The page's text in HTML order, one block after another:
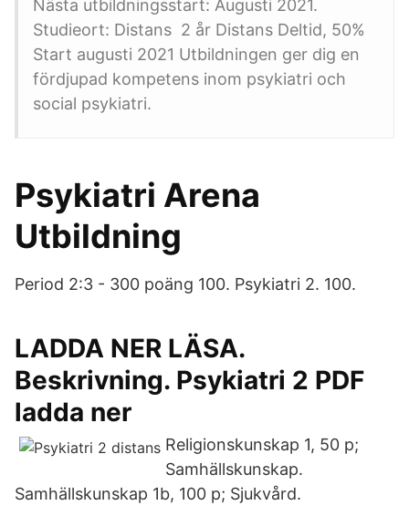
Nästa utbildningsstart: Augusti 2021.
Studieort: Distans 2 år Distans Deltid, 50%
Start augusti 2021 Utbildningen ger dig en
fördjupad kompetens inom psykiatri och
social psykiatri.
Psykiatri Arena
Utbildning
Period 2:3 - 300 poäng 100. Psykiatri 2. 100.
LADDA NER LÄSA.
Beskrivning. Psykiatri 2 PDF
ladda ner
Religionskunskap 1, 50 p;
Samhällskunskap.
Samhällskunskap 1b, 100 p; Sjukvård.